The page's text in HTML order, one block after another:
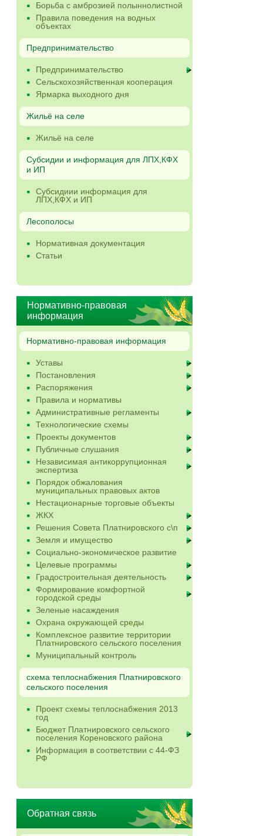
Борьба с амброзией полыннолистной
Правила поведения на водных
объектах
Предпринимательство
Предпринимательство
Сельскохозяйственная кооперация
Ярмарка выходного дня
Жильё на селе
Жильё на селе
Субсидии и информация для ЛПХ,КФХ
и ИП
Субсидиии информация для
ЛПХ,КФХ и ИП
Лесополосы
Нормативная документация
Статьи
Нормативно-правовая
информация
Нормативно-правовая информация
Уставы
Постановления
Распоряжения
Правила и нормативы
Административные регламенты
Технологические схемы
Проекты документов
Публичные слушания
Независимая антикоррупционная
экспертиза
Порядок обжалования
муниципальных правовых актов
Нестационарные торговые объекты
ЖКХ
Решения Совета Платнировского с\п
Земля и имущество
Социально-экономическое развитие
Целевые программы
Градостроительная деятельность
Формирование комфортной
городской среды
Зеленые насаждения
Охрана окружающей среды
Комплексное развитие территории
Платнировского сельского поселения
Муниципальный контроль
схема теплоснабжения Платнировского
сельского поселения
Проект схемы теплоснабжения 2013
год
Бюджет Платнировского сельского
поселения Кореновского района
Информация в соответствии с 44-ФЗ
РФ
Обратная связь